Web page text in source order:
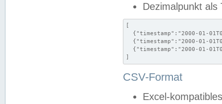
Dezimalpunkt als
[
{"timestamp":"2000-01-
{"timestamp":"2000-01-
{"timestamp":"2000-01-
]
CSV-Format
Excel-